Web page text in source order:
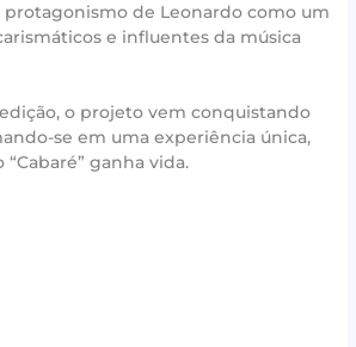
protagonismo de Leonardo como um
e influentes da música
o projeto vem conquistando
se em uma experiência única,
ganha vida.